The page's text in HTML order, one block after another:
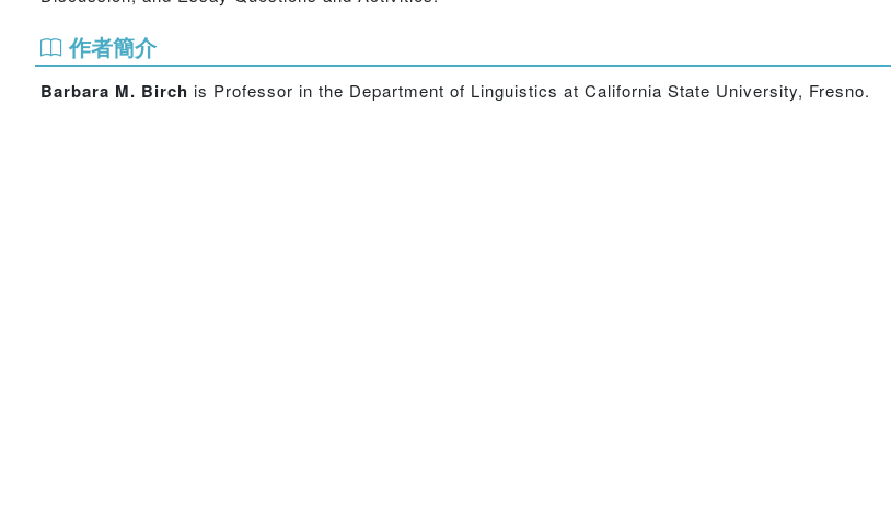
作者簡介
Barbara M. Birch is Professor in the Department of Linguistics at California State University, Fresno.